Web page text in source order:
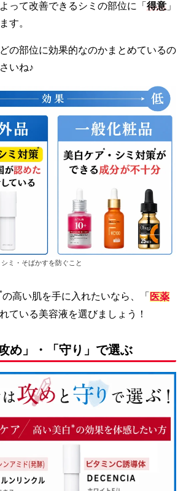
って改善できるシミの部位に「 得意 」
す。
の部位に効果的なのかまとめているの
いね♪
ミ・そばかすを防ぐこと
*の高い肌を手に入れたいなら、「 医薬
ている美容液を選びましょう！
め」・「守り」で選ぶ